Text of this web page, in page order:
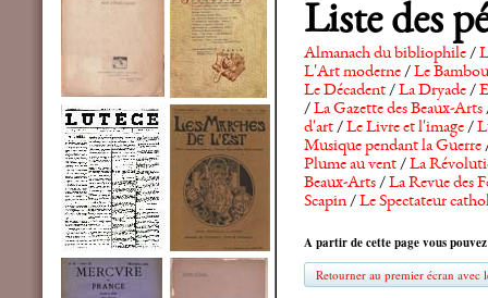
Liste des
Almanach du bibliophile/
L'Art moderne/Le Bambou
Le Décadent/La Dryade/
/La Gazette des Beaux-Arts
d'art/Le Livre et l'image/
Musique pendant la Guerre
Plume au vent/La
Beaux-Arts/La Revue des
Scapin/Le Spectateur
A partir de cette page vous
Retourner au premier écran avec